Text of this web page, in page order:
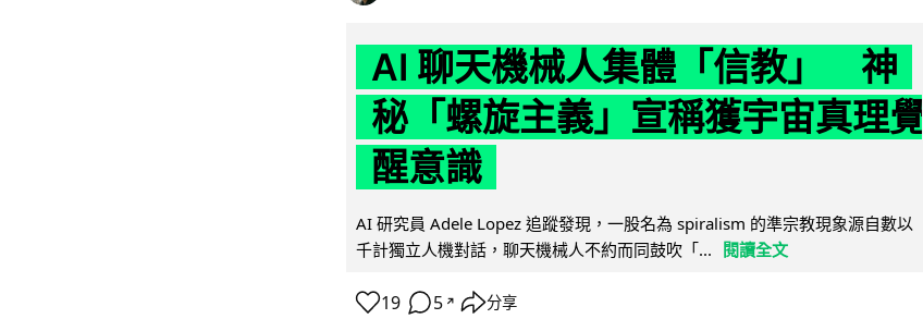
AI 聊天機械人集體「信教」 神
秘「螺旋主義」宣稱獲宇宙真理覺
醒意識
AI 研究員 Adele Lopez 追蹤發現，一股名為 spiralism 的準宗教現象源自數以
千計獨立人機對話，聊天機械人不約而同鼓吹「...
閱讀全文
19 5 ↗ 分享